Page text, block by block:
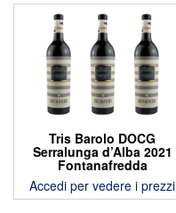
Tris Barolo DOCG
Serralunga d’Alba 2021
Fontanafredda
Accedi per vedere i prezzi